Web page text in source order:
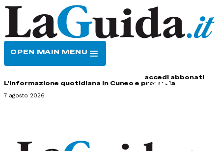
OPEN MAIN MENU
accedi abbonati
L'informazione quotidiana in Cuneo e provincia
7 agosto 2026